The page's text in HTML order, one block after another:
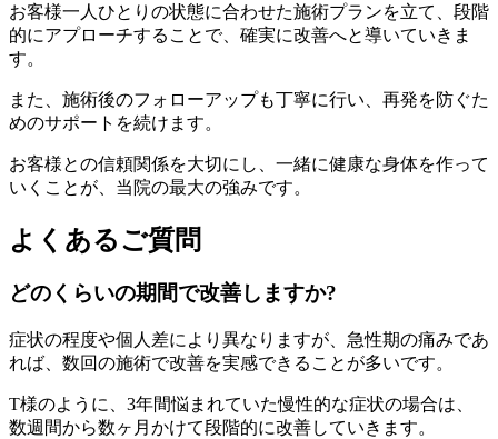
お客様一人ひとりの状態に合わせた施術プランを立て、段階
的にアプローチすることで、確実に改善へと導いていきま
す。
また、施術後のフォローアップも丁寧に行い、再発を防ぐた
めのサポートを続けます。
お客様との信頼関係を大切にし、一緒に健康な身体を作って
いくことが、当院の最大の強みです。
よくあるご質問
どのくらいの期間で改善しますか?
症状の程度や個人差により異なりますが、急性期の痛みであ
れば、数回の施術で改善を実感できることが多いです。
T様のように、3年間悩まれていた慢性的な症状の場合は、
数週間から数ヶ月かけて段階的に改善していきます。